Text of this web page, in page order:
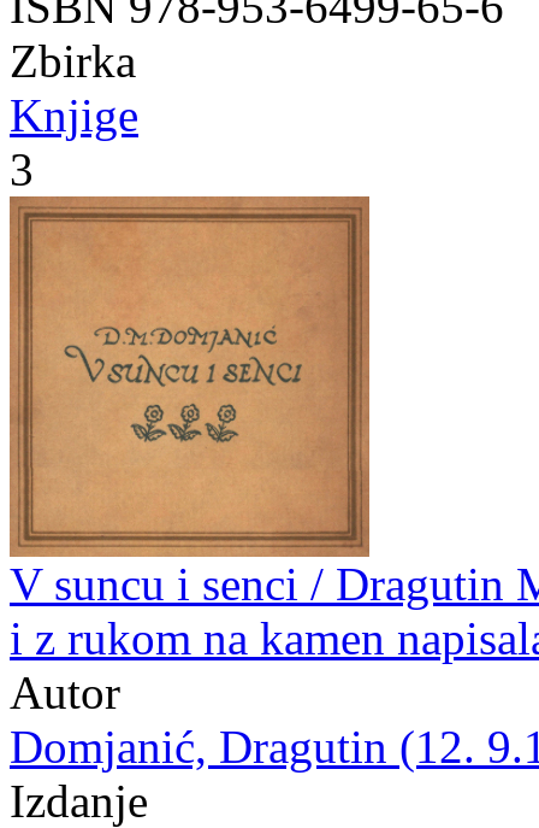
Zbirka
Knjige
3
V suncu i senci / Dragutin
i z rukom na kamen
Autor
Domjanić, Dragutin (12.
Izdanje